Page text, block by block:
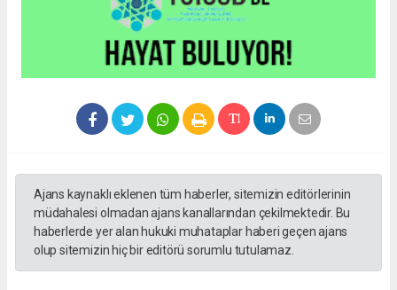
Ajans kaynaklı eklenen tüm haberler, sitemizin editörlerinin
müdahalesi olmadan ajans kanallarından çekilmektedir. Bu
haberlerde yer alan hukuki muhataplar haberi geçen ajans
olup sitemizin hiç bir editörü sorumlu tutulamaz.